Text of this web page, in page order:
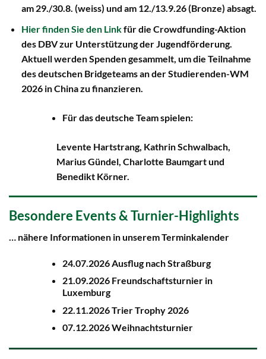
am 29./30.8. (weiss) und am 12./13.9.26 (Bronze) absagt.
Hier finden Sie den Linkfür die Crowdfunding-Aktion
des DBV zur Unterstützung der Jugendförderung.
Aktuell werden Spenden gesammelt, um die Teilnahme
des deutschen Bridgeteams an der Studierenden-WM
2026 in China zu finanzieren.
Für das deutsche Team spielen:
Levente Hartstrang, Kathrin Schwalbach,
Marius Gündel, Charlotte Baumgart und
Benedikt Körner.
Besondere Events & Turnier-Highlights
… nähere Informationen in unserem Terminkalender
24.07.2026 Ausflug nach Straßburg
21.09.2026 Freundschaftsturnier in
Luxemburg
22.11.2026 Trier Trophy 2026
07.12.2026 Weihnachtsturnier